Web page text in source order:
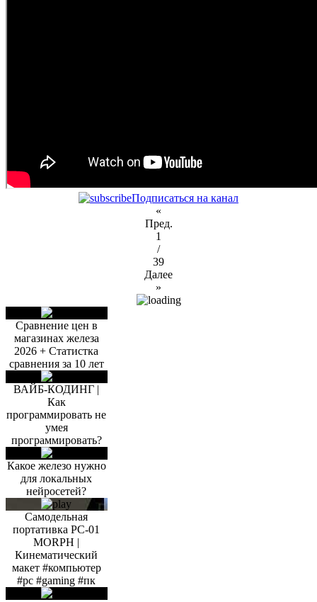
Подписаться на канал
«
Пред.
1
/
39
Далее
»
Сравнение цен в
магазинах железа
2026 + Статистка
сравнения за 10 лет
ВАЙБ-КОДИНГ |
Как
программировать не
умея
программировать?
Какое железо нужно
для локальных
нейросетей?
Самодельная
портативка PC-01
MORPH |
Кинематический
макет #компьютер
#pc #gaming #пк